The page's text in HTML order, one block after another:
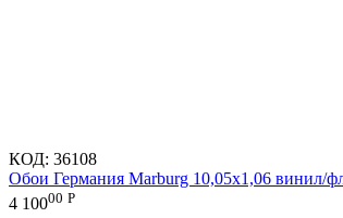
КОД: 36108
Обои Германия Marburg 10,05x1,06 винил/
4 10000 Р